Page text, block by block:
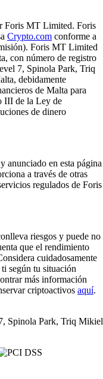
Foris MT Limited. Foris
Crypto.com conforme a
Foris MT Limited
con número de registro
7, Spinola Park, Triq
debidamente
de Malta para
III de la Ley de
de dinero
anunciado en esta página
a través de otras
regulados de Foris
riesgos y puede no
que el rendimiento
cuidadosamente
según tu situación
más información
criptoactivos aquí.
Spinola Park, Triq Mikiel